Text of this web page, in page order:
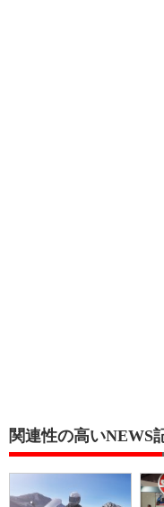
関連性の高いNEWS